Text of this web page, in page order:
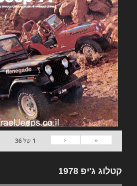
«
‹
1 של36
קטלוג ג'יפ 1978